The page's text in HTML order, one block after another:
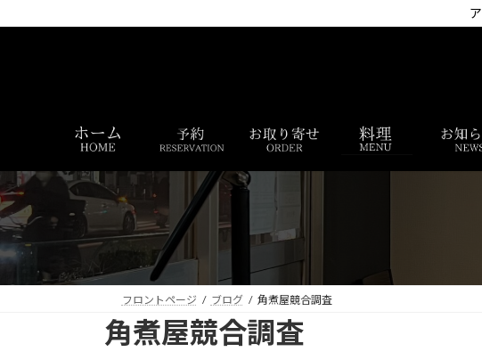
ン
ッ
プ
ビ
移
動
フロントページ ブログ 角煮屋競合調査
角煮屋競合調査